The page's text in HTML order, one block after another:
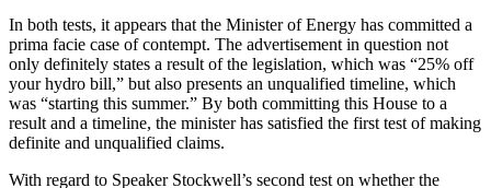
In both tests, it appears that the Minister of Energy has committed a
prima facie case of contempt. The advertisement in question not
only definitely states a result of the legislation, which was “25% off
your hydro bill,” but also presents an unqualified timeline, which
was “starting this summer.” By both committing this House to a
result and a timeline, the minister has satisfied the first test of making
definite and unqualified claims.
With regard to Speaker Stockwell’s second test on whether the